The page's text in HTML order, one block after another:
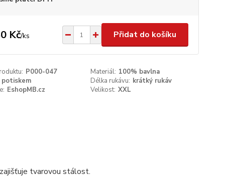
Kč/ks Přidat do košíku
P000-047 Materiál: 100% bavlna
potiskem Délka rukávu: krátký rukáv
EshopMB.cz Velikost: XXL
tvarovou stálost.